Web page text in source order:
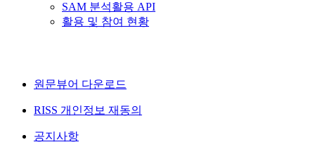
SAM 분석활용 API
활용 및 참여 현황
원문뷰어 다운로드
RISS 개인정보 재동의
공지사항